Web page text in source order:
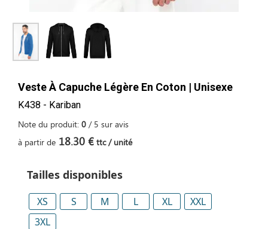
Veste À Capuche Légère En Coton | Unisexe
K438 - Kariban
Note du produit: 0 / 5 sur avis
à partir de 18.30 € ttc / unité
Tailles disponibles
XS S M L XL
XXL
3XL